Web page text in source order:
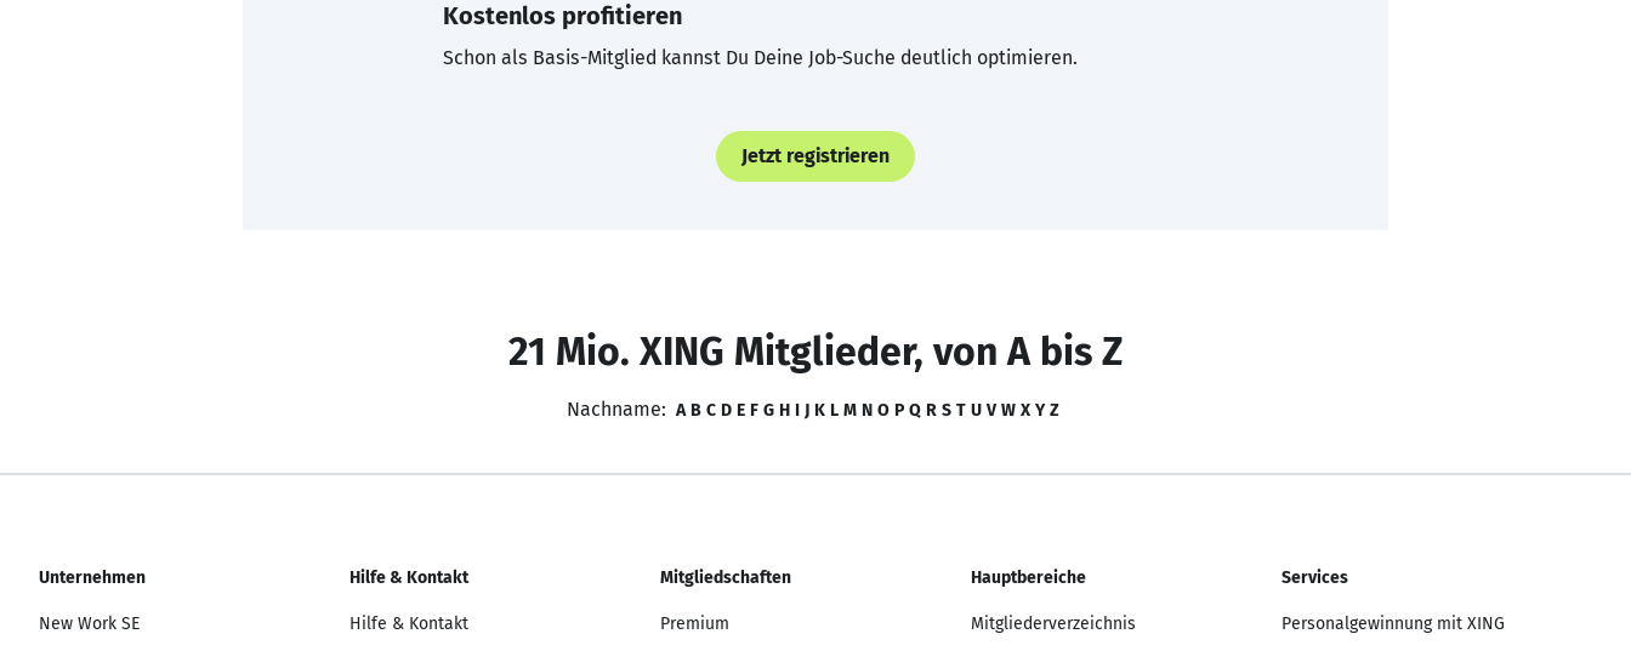
Kostenlos profitieren
Schon als Basis-Mitglied kannst Du Deine Job-Suche deutlich optimieren.
Jetzt registrieren
21 Mio. XING Mitglieder, von A bis Z
Nachname: A B C D E F G H I J K L M N O P Q R S T U V W X Y Z
Unternehmen
New Work SE
Hilfe & Kontakt
Hilfe & Kontakt
Mitgliedschaften
Premium
Hauptbereiche
Mitgliederverzeichnis
Services
Personalgewinnung mit XING